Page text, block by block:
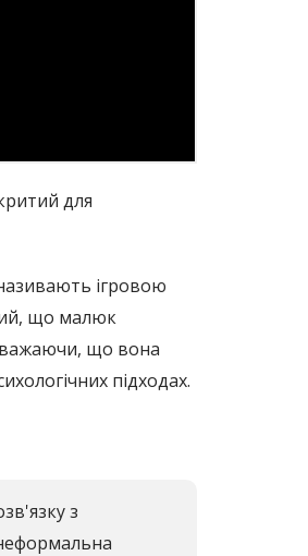
для
ігровою
що малюк
що вона
підходах.
з